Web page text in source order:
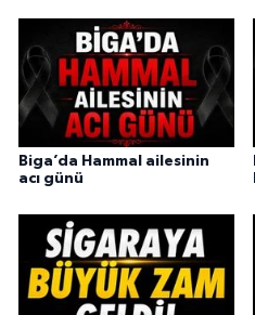
Biga’da Hammal ailesinin
acı günü